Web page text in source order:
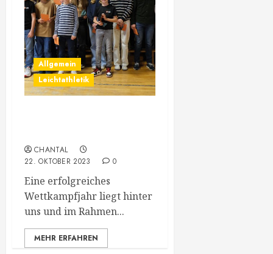
Allgemein
Leichtathletik
CHANTAL
22. OKTOBER 2023
0
Eine erfolgreiches
Wettkampfjahr liegt hinter
uns und im Rahmen...
MEHR ERFAHREN